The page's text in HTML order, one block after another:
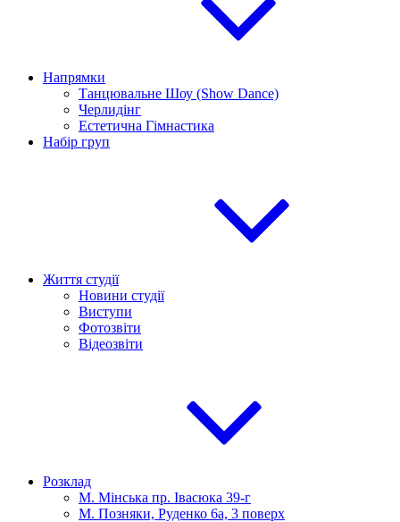
Напрямки
Танцювальне Шоу (Show Dance)
Черлидінг
Естетична Гімнастика
Набір груп
Життя студії
Новини студії
Виступи
Фотозвіти
Відеозвіти
Розклад
М. Мінська пр. Івасюка 39-г
М. Позняки, Руденко 6а, 3 поверх